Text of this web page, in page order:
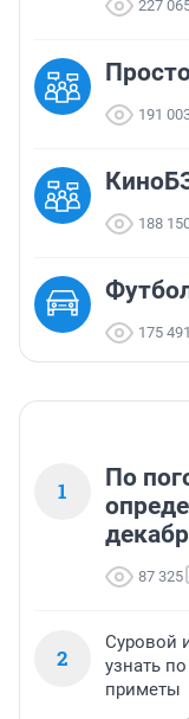
227
191
188
175 491
1
По
87 325
2
Суровой
узнать
приметы